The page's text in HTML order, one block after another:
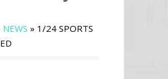
NEWS » 1/24 SPORTS